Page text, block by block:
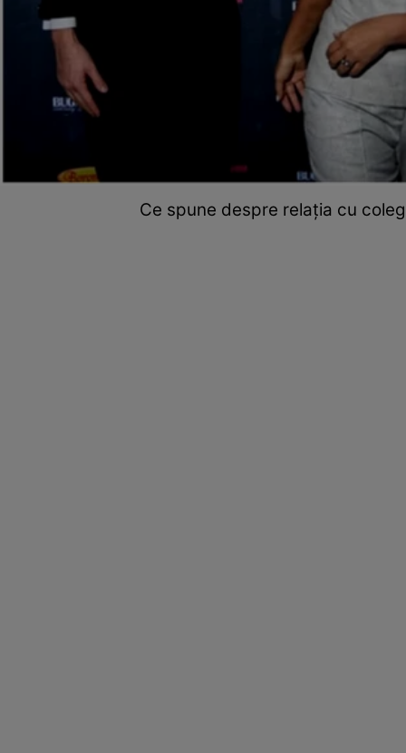
Ce spune despre relația cu